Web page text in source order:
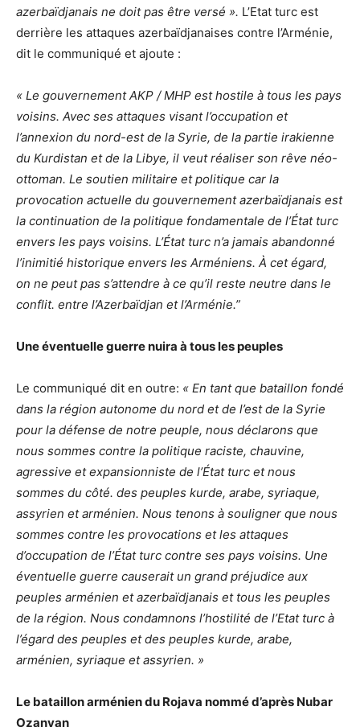
azerbaïdjanais ne doit pas être versé ». L’Etat turc est
derrière les attaques azerbaïdjanaises contre l’Arménie,
dit le communiqué et ajoute :
« Le gouvernement AKP / MHP est hostile à tous les pays
voisins. Avec ses attaques visant l’occupation et
l’annexion du nord-est de la Syrie, de la partie irakienne
du Kurdistan et de la Libye, il veut réaliser son rêve néo-
ottoman. Le soutien militaire et politique car la
provocation actuelle du gouvernement azerbaïdjanais est
la continuation de la politique fondamentale de l’État turc
envers les pays voisins. L’État turc n’a jamais abandonné
l’inimitié historique envers les Arméniens. À cet égard,
on ne peut pas s’attendre à ce qu’il reste neutre dans le
conflit. entre l’Azerbaïdjan et l’Arménie.”
Une éventuelle guerre nuira à tous les peuples
Le communiqué dit en outre: « En tant que bataillon fondé
dans la région autonome du nord et de l’est de la Syrie
pour la défense de notre peuple, nous déclarons que
nous sommes contre la politique raciste, chauvine,
agressive et expansionniste de l’État turc et nous
sommes du côté. des peuples kurde, arabe, syriaque,
assyrien et arménien. Nous tenons à souligner que nous
sommes contre les provocations et les attaques
d’occupation de l’État turc contre ses pays voisins. Une
éventuelle guerre causerait un grand préjudice aux
peuples arménien et azerbaïdjanais et tous les peuples
de la région. Nous condamnons l’hostilité de l’Etat turc à
l’égard des peuples et des peuples kurde, arabe,
arménien, syriaque et assyrien. »
Le bataillon arménien du Rojava nommé d’après Nubar
Ozanyan